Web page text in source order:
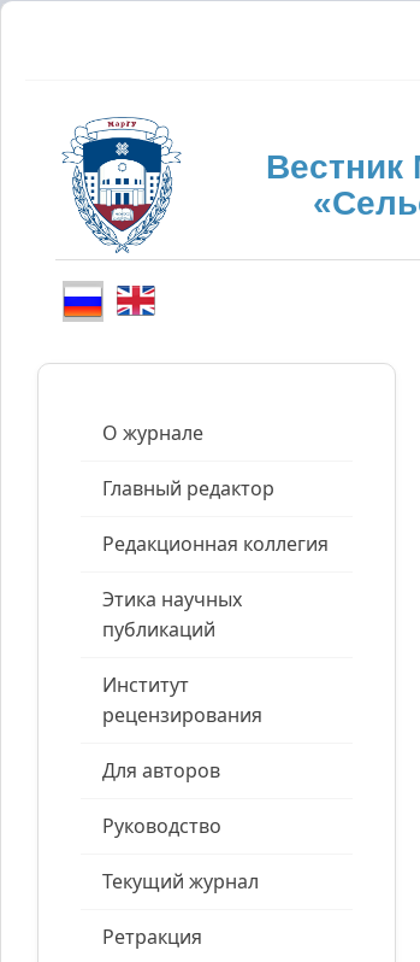
Вестник
О журнале
Главный редактор
Редакционная коллегия
Этика научных
публикаций
Институт
рецензирования
Для авторов
Руководство
Текущий журнал
Ретракция